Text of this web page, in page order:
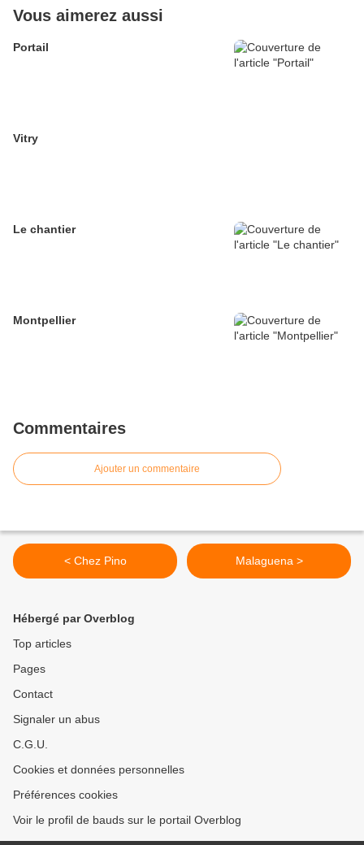
Vous aimerez aussi
Portail
Vitry
Le chantier
Montpellier
Commentaires
Ajouter un commentaire
< Chez Pino Malaguena >
Hébergé par Overblog
Top articles
Pages
Contact
Signaler un abus
C.G.U.
Cookies et données personnelles
Préférences cookies
Voir le profil de bauds sur le portail Overblog